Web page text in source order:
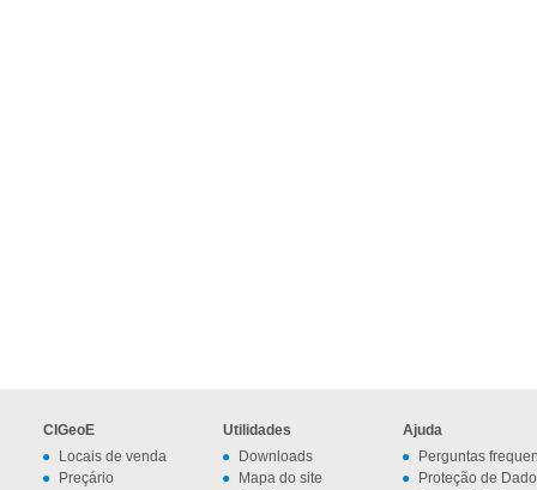
CIGeoE
Locais de venda
Preçário
Utilidades
Downloads
Mapa do site
Ajuda
Perguntas
Proteção de